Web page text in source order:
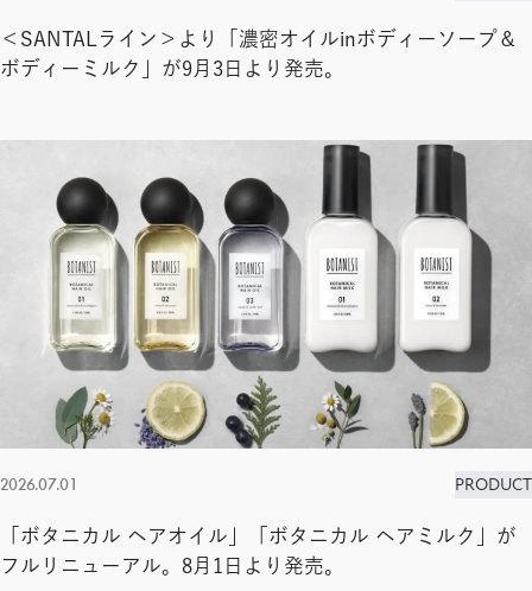
＜SANTALライン＞より「濃密オイルinボディーソープ＆
ボディーミルク」が9月3日より発売。
2026.07.01 PRODUCT
「ボタニカル ヘアオイル」「ボタニカル ヘアミルク」が
フルリニューアル。8月1日より発売。